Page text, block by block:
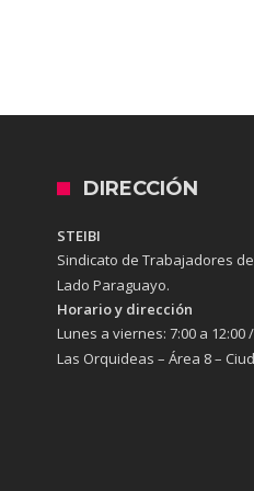
DIRECCIÓN
STEIBI
Sindicato de Trabajadores
Lado Paraguayo.
Horario y dirección
Lunes a viernes: 7:00 a 12:00
Las Orquideas – Área 8 –